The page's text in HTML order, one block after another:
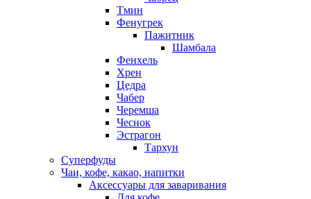
Тмин
Фенугрек
Пажитник
Шамбала
Фенхель
Хрен
Цедра
Чабер
Черемша
Чеснок
Эстрагон
Тархун
Суперфуды
Чаи, кофе, какао, напитки
Аксессуары для заваривания